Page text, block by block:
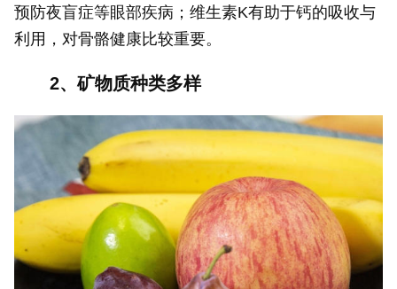
预防夜盲症等眼部疾病；维生素K有助于钙的吸收与
利用，对骨骼健康比较重要。
2、矿物质种类多样